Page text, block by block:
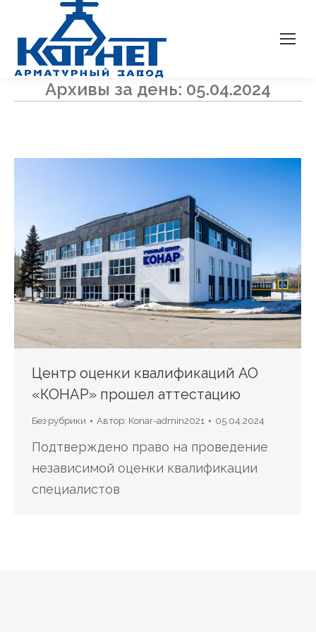
Архивы за день: 05.04.2024
Центр оценки квалификаций АО
«КОНАР» прошел аттестацию
Без рубрики Автор: Konar-admin2021 05.04.2024
Подтверждено право на проведение
независимой оценки квалификации
специалистов